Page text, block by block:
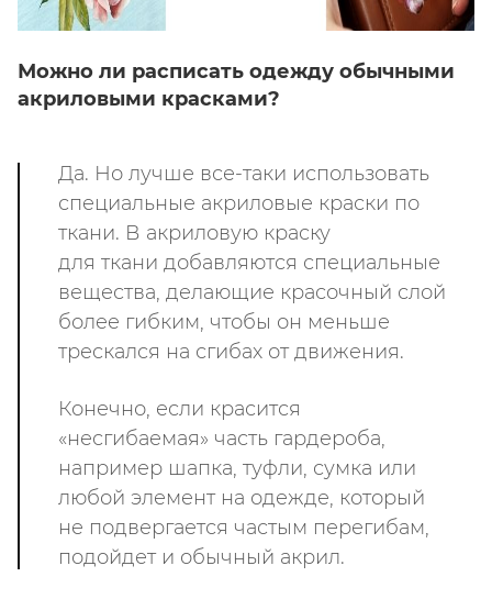
Можно ли расписать одежду обычными
акриловыми красками?
Да. Но лучше все-таки использовать
специальные акриловые краски по
ткани. В акриловую краску
для ткани добавляются специальные
вещества, делающие красочный слой
более гибким, чтобы он меньше
трескался на сгибах от движения.
Конечно, если красится
«несгибаемая» часть гардероба,
например шапка, туфли, сумка или
любой элемент на одежде, который
не подвергается частым перегибам,
подойдет и обычный акрил.